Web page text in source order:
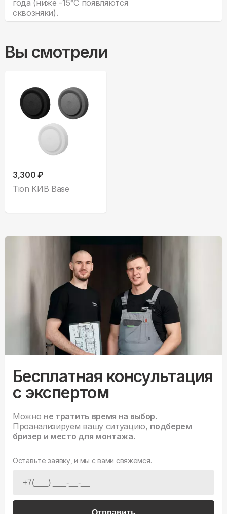
года (ниже -15°С появляются
сквозняки).
Вы смотрели
3,300 ₽
Tion КИВ Base
Бесплатная консультация
с экспертом
Можно не тратить время на выбор.
Проанализируем вашу ситуацию, подберем
бризер и место для монтажа.
Оставьте заявку, и мы с вами свяжемся.